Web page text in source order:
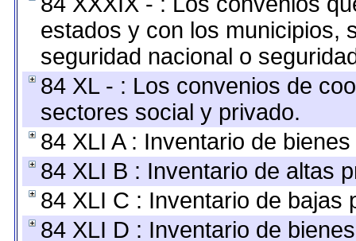
estados y con los municipios,
seguridad nacional o
84 XL - : Los convenios de
sectores social y privado.
84 XLI A : Inventario de
84 XLI B : Inventario de altas
84 XLI C : Inventario de bajas
84 XLI D : Inventario de